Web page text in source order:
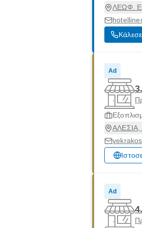
ΛΕΩΦ.
Ad
ΑΛΕΣΙΑ,
Ad